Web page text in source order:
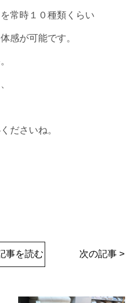
常時１０種類くらい
感が可能です。
ださいね。
事を読む 次の記事 >